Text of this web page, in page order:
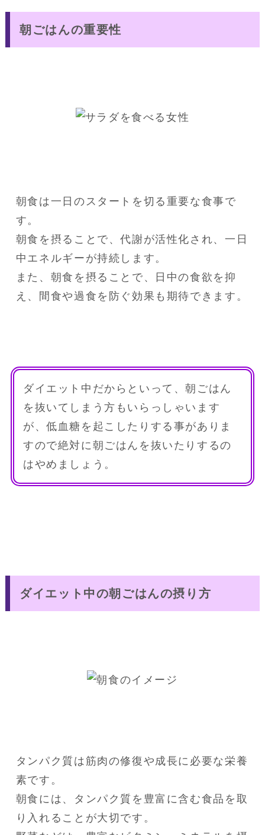
朝ごはんの重要性
朝食は一日のスタートを切る重要な食事で
す。
朝食を摂ることで、代謝が活性化され、一日
中エネルギーが持続します。
また、朝食を摂ることで、日中の食欲を抑
え、間食や過食を防ぐ効果も期待できます。
ダイエット中だからといって、朝ごはん
を抜いてしまう方もいらっしゃいます
が、低血糖を起こしたりする事がありま
すので絶対に朝ごはんを抜いたりするの
はやめましょう。
ダイエット中の朝ごはんの摂り方
タンパク質は筋肉の修復や成長に必要な栄養
素です。
朝食には、タンパク質を豊富に含む食品を取
り入れることが大切です。